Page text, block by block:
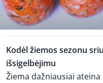
Kodėl žiemos sezonu
išsigelbėjimu
Žiema dažniausiai